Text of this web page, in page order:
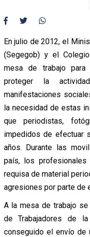
En julio de 2012, el
(Segegob) y el
mesa de trabajo para
proteger la
manifestaciones
la necesidad de estas
que periodistas,
impedidos de efectuar
años. Durante las
país, los
requisa de material
agresiones por parte de
A la mesa de trabajo
de Trabajadores de
conseguido el envío de